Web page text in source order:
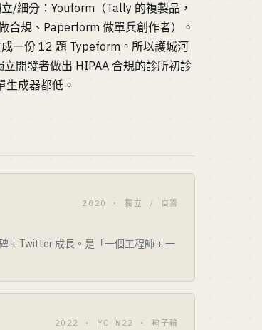
/細分：Youform（Tally 的複製品，
合規、Paperform 做單兵創作者）。
一份 12 題 Typeform。所以護城河
開發者做出 HIPAA 合規的診所初診
生成器都低。
2020 · 獨立 / 自籌
+ Twitter 成長。是「一個工程師 + 一
2022 · YC W22 · 種子輪